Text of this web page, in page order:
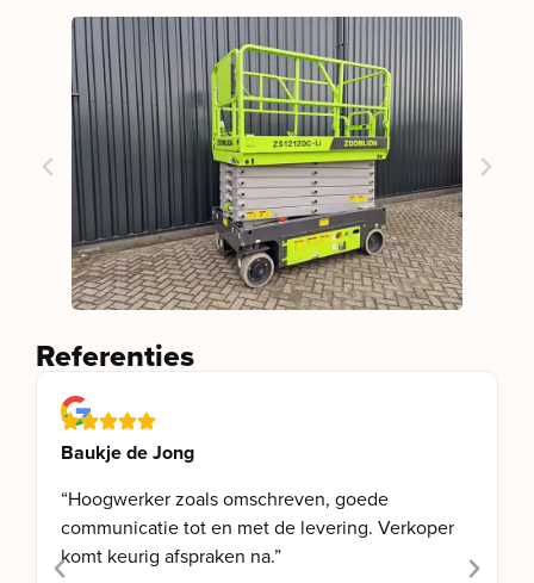
Referenties
Baukje de Jong
“Hoogwerker zoals omschreven, goede
communicatie tot en met de levering. Verkoper
komt keurig afspraken na.”